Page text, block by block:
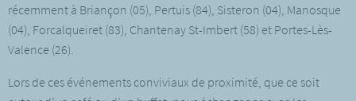
récemment à Briançon (05), Pertuis (84), Sisteron (04), Manosque
(04), Forcalqueiret (83), Chantenay St-Imbert (58) et Portes-Lès-
Valence (26).
Lors de ces événements conviviaux de proximité, que ce soit